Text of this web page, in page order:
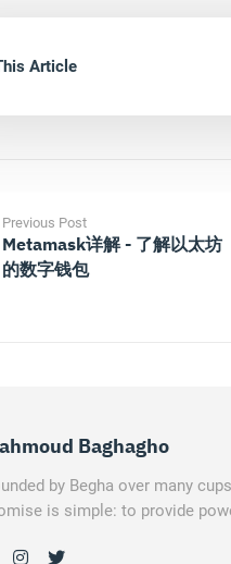
Article
Previous Post
Metamask详解 - 了解以太坊
的数字钱包
Baghagho
by Begha over many
is simple: to provide